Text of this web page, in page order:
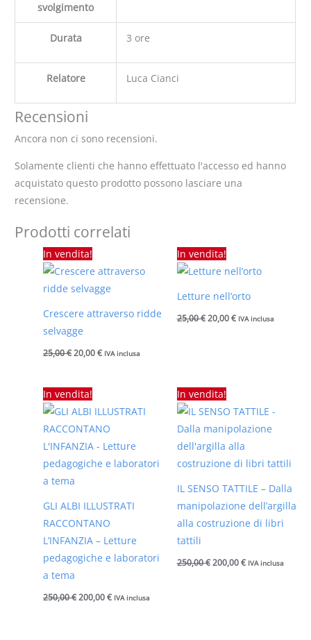
svolgimento
Durata 3 ore
Relatore Luca Cianci
Recensioni
Ancora non ci sono recensioni.
Solamente clienti che hanno effettuato l'accesso ed hanno
acquistato questo prodotto possono lasciare una
recensione.
Prodotti correlati
In vendita!
Crescere attraverso ridde
selvagge
25,00€
Il
prezzo
originale
era:
25,00 €.
20,00€
attuale
20,00 €.
IVA inclusa
In vendita!
Letture nell’orto
25,00€
Il
prezzo
originale
25,00 €.
20,00€
attuale
20,00 €.
IVA inclusa
In vendita!
GLI ALBI ILLUSTRATI
RACCONTANO
L’INFANZIA – Letture
pedagogiche e laboratori
a tema
250,00€
Il
prezzo
originale
era:
250,00 €.
200,00€
attuale
IVA inclusa
In vendita!
IL SENSO TATTILE – Dalla
manipolazione dell’argilla
alla costruzione di libri
tattili
250,00€
Il
prezzo
originale
era:
250,00 €.
200,00€
attuale
200,00 €.
IVA inclusa